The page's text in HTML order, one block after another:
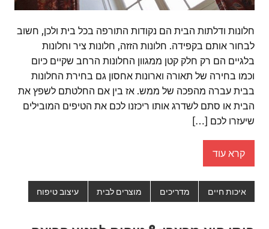
חלונות ודלתות הבית הם נקודות התורפה בכל בית ולכן, חשוב
לבחור אותם בקפידה. חלונות הזזה, חלונות ציר וחלונות
בלגיים הם רק חלק קטן ממגוון החלונות הרחב שקיים כיום
וכמו בחירה של תאורה וארונות אחסון גם בחירת החלונות
בבית עברה מהפכה של ממש. אז בין אם החלטתם לשפץ את
הבית או סתם לשדרג אותו ריכזנו לכם את הטיפים המובילים
שיעזרו לכם […]
קרא עוד
איכות חיים מדריכים מוצרים לבית עיצוב טיפוח